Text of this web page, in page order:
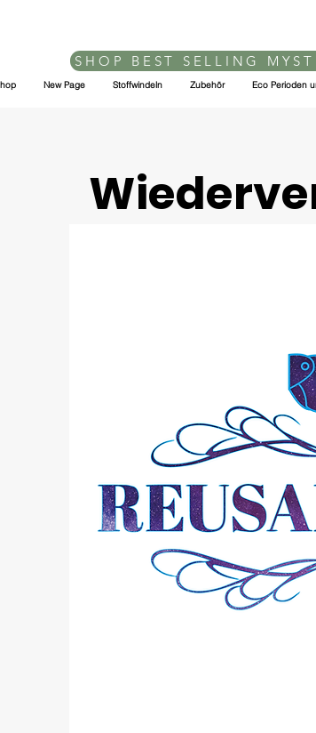
SHOP BEST SELLING
New Page Stoffwindeln Zubehör Eco Perioden